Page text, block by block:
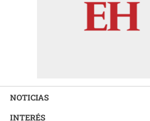
NOTICIAS
INTERÉS